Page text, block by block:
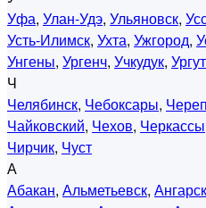
Уфа, Улан-Удэ, Ульяновск,
Усть-Илимск, Ухта, Ужгород,
Унгены, Ургенч, Учкудук, Ургут
Ч
Челябинск, Чебоксары,
Чайковский, Чехов, Черкассы
Чирчик, Чуст
А
Абакан, Альметьевск, Ангарск